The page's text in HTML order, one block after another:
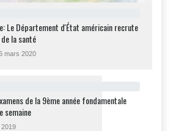
Le Département d'État américain recrute
la santé
mars 2020
de la 9ème année fondamentale
semaine
2019